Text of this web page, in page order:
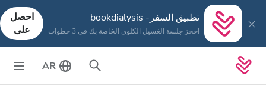
تطبيق السفر- bookdialysis
احجز جلسة الغسيل الكلوي الخاصة بك في 3 خطوات
احصل
على
AR